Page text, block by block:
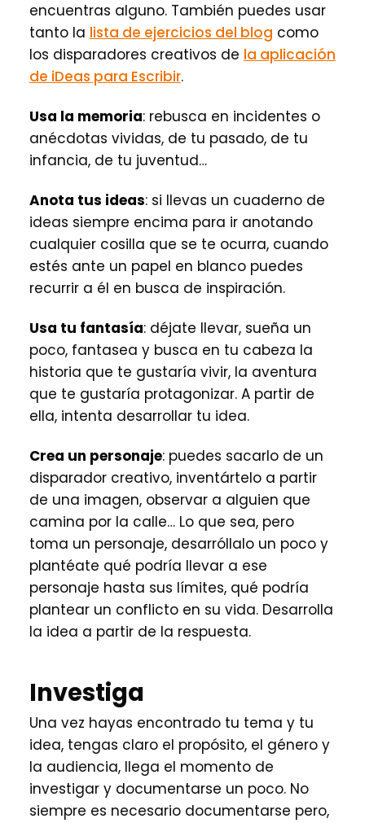
encuentras alguno. También puedes usar
tanto la lista de ejercicios del blog como
los disparadores creativos de la aplicación
de iDeas para Escribir.
Usa la memoria: rebusca en incidentes o
anécdotas vividas, de tu pasado, de tu
infancia, de tu juventud…
Anota tus ideas: si llevas un cuaderno de
ideas siempre encima para ir anotando
cualquier cosilla que se te ocurra, cuando
estés ante un papel en blanco puedes
recurrir a él en busca de inspiración.
Usa tu fantasía: déjate llevar, sueña un
poco, fantasea y busca en tu cabeza la
historia que te gustaría vivir, la aventura
que te gustaría protagonizar. A partir de
ella, intenta desarrollar tu idea.
Crea un personaje: puedes sacarlo de un
disparador creativo, inventártelo a partir
de una imagen, observar a alguien que
camina por la calle… Lo que sea, pero
toma un personaje, desarróllalo un poco y
plantéate qué podría llevar a ese
personaje hasta sus límites, qué podría
plantear un conflicto en su vida. Desarrolla
la idea a partir de la respuesta.
Investiga
Una vez hayas encontrado tu tema y tu
idea, tengas claro el propósito, el género y
la audiencia, llega el momento de
investigar y documentarse un poco. No
siempre es necesario documentarse pero,